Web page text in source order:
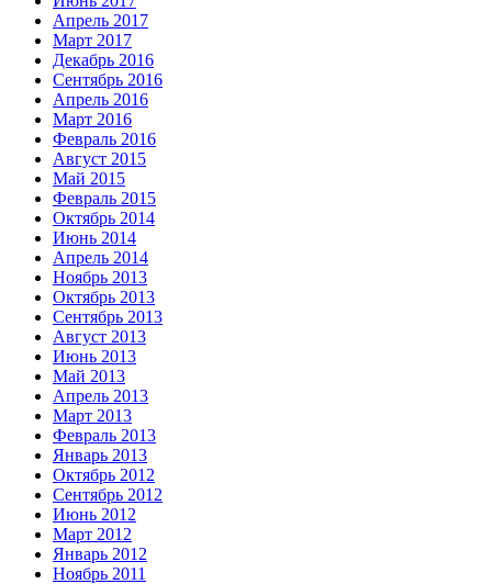
Апрель 2017
Март 2017
Декабрь 2016
Сентябрь 2016
Апрель 2016
Март 2016
Февраль 2016
Август 2015
Май 2015
Февраль 2015
Октябрь 2014
Июнь 2014
Апрель 2014
Ноябрь 2013
Октябрь 2013
Сентябрь 2013
Август 2013
Июнь 2013
Май 2013
Апрель 2013
Март 2013
Февраль 2013
Январь 2013
Октябрь 2012
Сентябрь 2012
Июнь 2012
Март 2012
Январь 2012
Ноябрь 2011